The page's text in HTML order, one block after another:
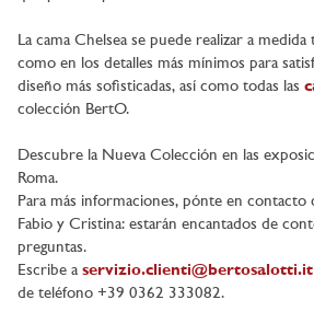
La cama Chelsea se puede realizar a
como en los detalles más mínimos para
diseño más sofisticadas, así como todas las
colección BertO.
Descubre la Nueva Colección en las
Roma.
Para más informaciones, pónte en contacto
Fabio y Cristina: estarán encantados de
preguntas.
Escribe a servizio.clienti@bertosalotti.it
de teléfono +39 0362 333082.